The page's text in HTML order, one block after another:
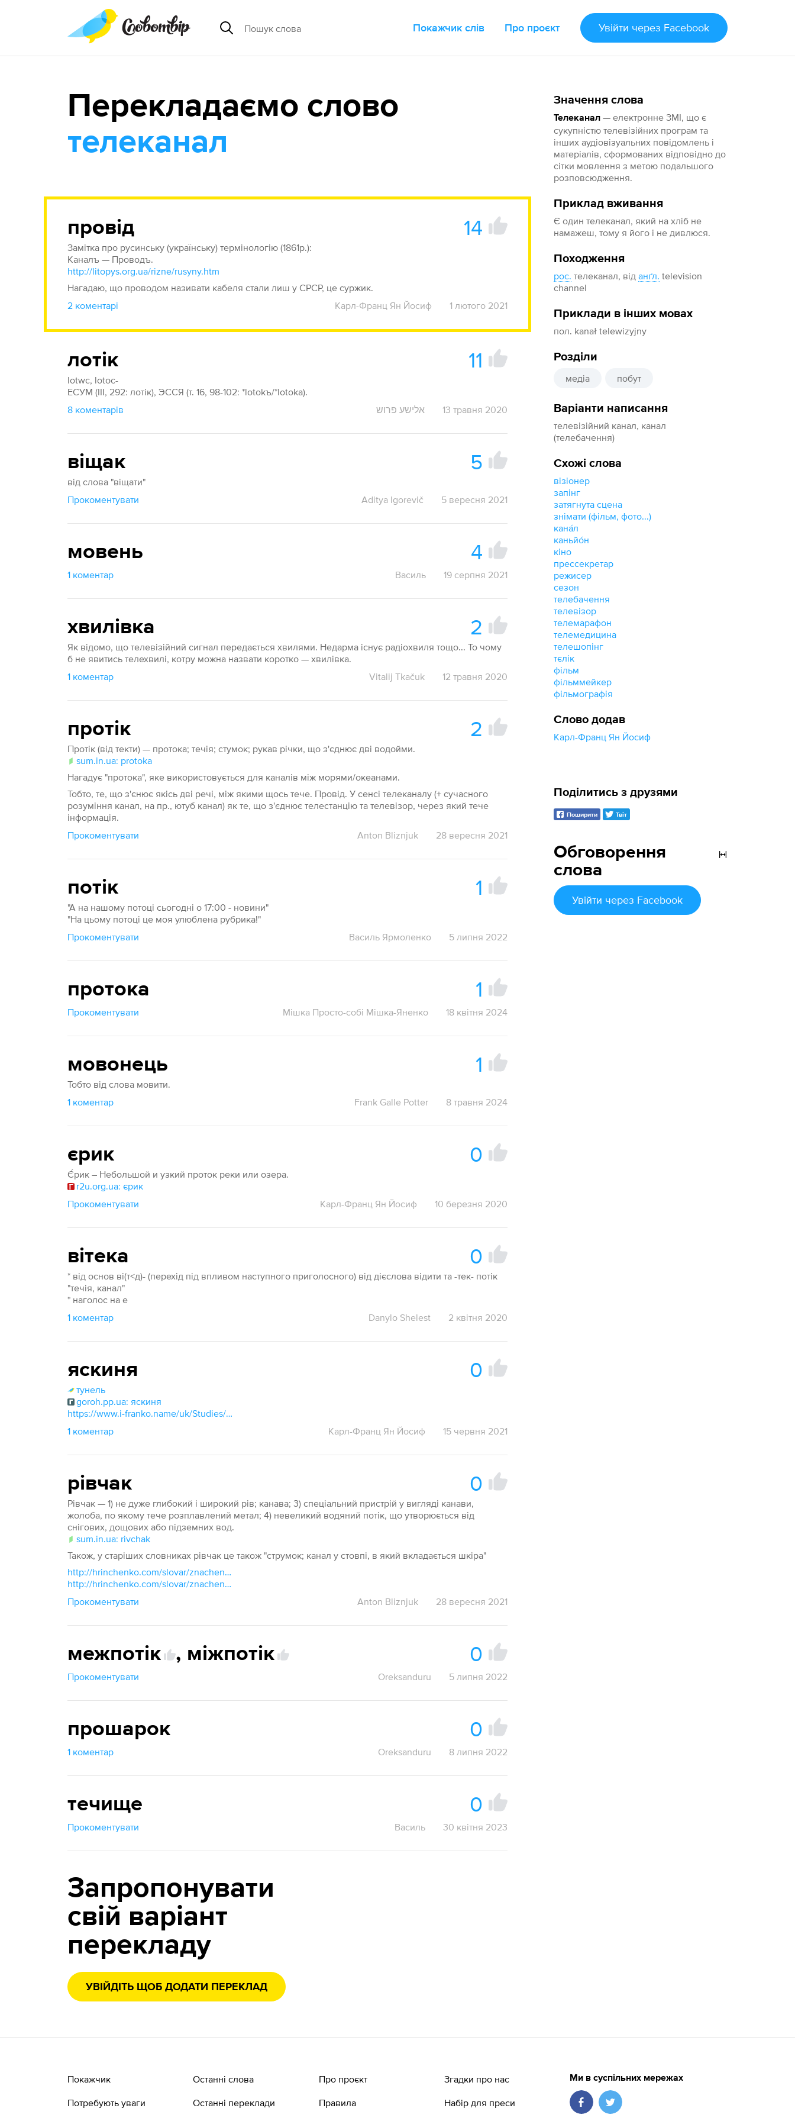
Покажчик слів Про проєкт Увійти через Facebook
Значення слова
Телеканал — електронне ЗМІ, що є
сукупністю телевізійних програм та
інших аудіовізуальних повідомлень і
матеріалів, сформованих відповідно до
сітки мовлення з метою подальшого
розповсюдження.
Приклад вживання
Є один телеканал, який на хліб не
намажеш, тому я його і не дивлюся.
Походження
рос. телеканал, віданґл. television
channel
Приклади в інших мовах
пол. kanał telewizyjny
Розділи
медіа побут
Варіанти написання
телевізійний канал, канал
(телебачення)
Схожі слова
візіонер
запінг
затягнута сцена
знімати (фільм, фото...)
кана́л
каньйо́н
кіно
прессекретар
режисер
сезон
телебачення
телевізор
телемарафон
телемедицина
телешопінг
тєлік
фільм
фільммейкер
фільмографія
Слово додав
Карл-Франц Ян Йосиф
Перекладаємо слово
телеканал
провід 14
Замітка про русинську (українську) термінологію (1861р.):
Каналъ — Проводъ.
http://litopys.org.ua/rizne/rusyny.htm
Нагадаю, що проводом називати кабеля стали лиш у СРСР, це суржик.
2 коментарі
Карл-Франц Ян Йосиф 1 лютого 2021
лотік 11
lotwc, lotoc-
ЕСУМ (ІІІ, 292: лотік), ЭССЯ (т. 16, 98-102: *lotokъ/*lotoka).
8 коментарів
אלישע פרוש 13 травня 2020
віщак 5
від слова "віщати"
Прокоментувати
Aditya Igorevič 5 вересня 2021
мовень 4
1 коментар Василь 19 серпня 2021
хвилівка 2
Як відомо, що телевізійний сигнал передається хвилями. Недарма існує радіохвиля тощо... То чому
б не явитись телехвилі, котру можна назвати коротко — хвилівка.
1 коментар
Vitalij Tkačuk 12 травня 2020
протік 2
Протік (від текти) — протока; течія; стумок; рукав річки, що з'єднює дві водойми.
sum.in.ua: protoka
Нагадує "протока", яке використовується для каналів між морями/океанами.
Тобто, те, що з'єнює якісь дві речі, між якими щось тече. Провід. У сенсі телеканалу (+ сучасного
розуміння канал, на пр., ютуб канал) як те, що з'єднює телестанцію та телевізор, через який тече
інформація.
Прокоментувати
Anton Bliznjuk 28 вересня 2021
потік 1
"А на нашому потоці сьогодні о 17:00 - новини"
"На цьому потоці це моя улюблена рубрика!"
Прокоментувати
Василь Ярмоленко 5 липня 2022
протока 1
Прокоментувати Мішка Просто-собі Мішка-Яненко 18 квітня 2024
мовонець 1
Тобто від слова мовити.
1 коментар
Frank Galle Potter 8 травня 2024
єрик 0
Є́рик – Небольшой и узкий проток реки или озера.
r2u.org.ua: єрик
Прокоментувати
Карл-Франц Ян Йосиф 10 березня 2020
вітека 0
* від основ ві(т<д)- (перехід під впливом наступного приголосного) від дієслова відити та -тек- потік
"течія, канал"
* наголос на е
1 коментар
Danylo Shelest 2 квітня 2020
яскиня 0
тунель
goroh.pp.ua: яскиня
https://www.i-franko.name/uk/Studies/RareWords/Ja.html
1 коментар
Карл-Франц Ян Йосиф 15 червня 2021
рівчак 0
Рівчак — 1) не дуже глибокий і широкий рів; канава; 3) спеціальний пристрій у вигляді канави,
жолоба, по якому тече розплавлений метал; 4) невеликий водяний потік, що утворюється від
снігових, дощових або підземних вод.
sum.in.ua: rivchak
Також, у старіших словниках рівчак це також "струмок; канал у стовпі, в який вкладається шкіра"
http://hrinchenko.com/slovar/znachenie-slova/29463-mjalnycja.html#show_point
http://hrinchenko.com/slovar/znachenie-slova/50952-rivchak.html#show_point
Прокоментувати
Anton Bliznjuk 28 вересня 2021
межпотік , міжпотік 0
Прокоментувати Oreksanduru 5 липня 2022
прошарок 0
1 коментар Oreksanduru 8 липня 2022
течище 0
Прокоментувати Василь 30 квітня 2023
Запропонувати
свій варіант
перекладу
УВІЙДІТЬ ЩОБ ДОДАТИ ПЕРЕКЛАД
Обговорення
слова
Увійти через Facebook
Поділитись з друзями
Поширити Твіт
Покажчик
Потребують уваги
Останні слова
Останні переклади
Про проєкт
Правила
Згадки про нас
Набір для преси
Ми в суспільних мережах